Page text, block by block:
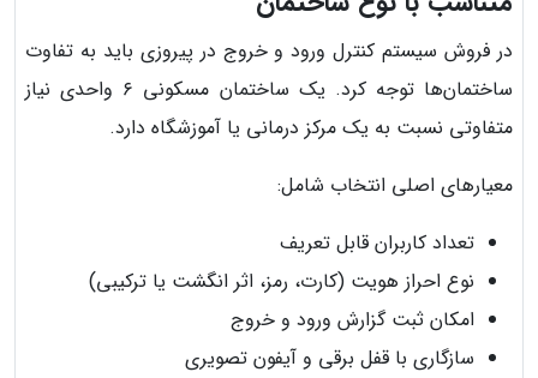
در فروش سیستم کنترل ورود و خروج در پیروزی باید به تفاوت
ساختمان‌ها توجه کرد. یک ساختمان مسکونی ۶ واحدی نیاز
متفاوتی نسبت به یک مرکز درمانی یا آموزشگاه دارد.
معیارهای اصلی انتخاب شامل:
تعداد کاربران قابل تعریف
نوع احراز هویت (کارت، رمز، اثر انگشت یا ترکیبی)
امکان ثبت گزارش ورود و خروج
سازگاری با قفل برقی و آیفون تصویری